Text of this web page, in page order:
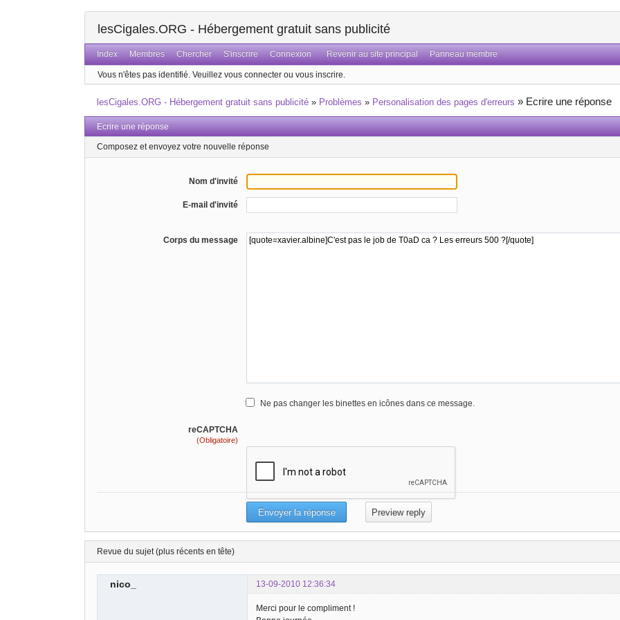
lesCigales.ORG - Hébergement gratuit sans publicité
Index Membres Chercher S'inscrire Connexion Revenir au site principal Panneau membre
Vous n'êtes pas identifié. Veuillez vous connecter ou vous inscrire.
lesCigales.ORG - Hébergement gratuit sans publicité » Problèmes » Personalisation des pages d'erreurs » Ecrire une réponse
Ecrire une réponse
Composez et envoyez votre nouvelle réponse
Nom d'invité
E-mail d'invité
Corps du message
Ne pas changer les binettes en icônes dans ce message.
reCAPTCHA
(Obligatoire)
Revue du sujet (plus récents en tête)
nico_ 13-09-2010 12:36:34
Merci pour le compliment !